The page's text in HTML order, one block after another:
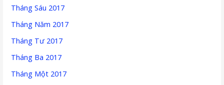
Tháng Sáu 2017
Tháng Năm 2017
Tháng Tư 2017
Tháng Ba 2017
Tháng Một 2017